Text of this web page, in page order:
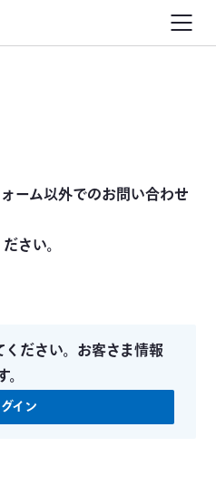
ーム以外でのお問い合わせ
さい。
ださい。お客さま情報
イン